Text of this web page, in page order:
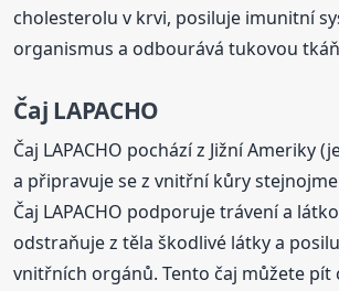
cholesterolu v krvi, posiluje imunitní
organismus a odbourává tukovou
Čaj LAPACHO
Čaj LAPACHO pochází z Jižní Ameriky
a připravuje se z vnitřní kůry
Čaj LAPACHO podporuje trávení a
odstraňuje z těla škodlivé látky a
vnitřních orgánů. Tento čaj můžete pít